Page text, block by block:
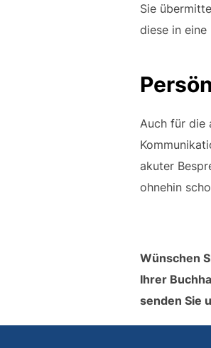
Sie
diese in eine
Auch für die
akuter
ohnehin
Wünschen
Ihrer
senden Sie